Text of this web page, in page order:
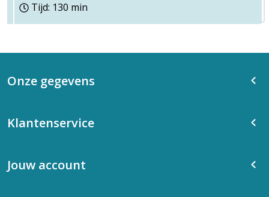
Tijd: 130 min
Onze gegevens
Klantenservice
Jouw account